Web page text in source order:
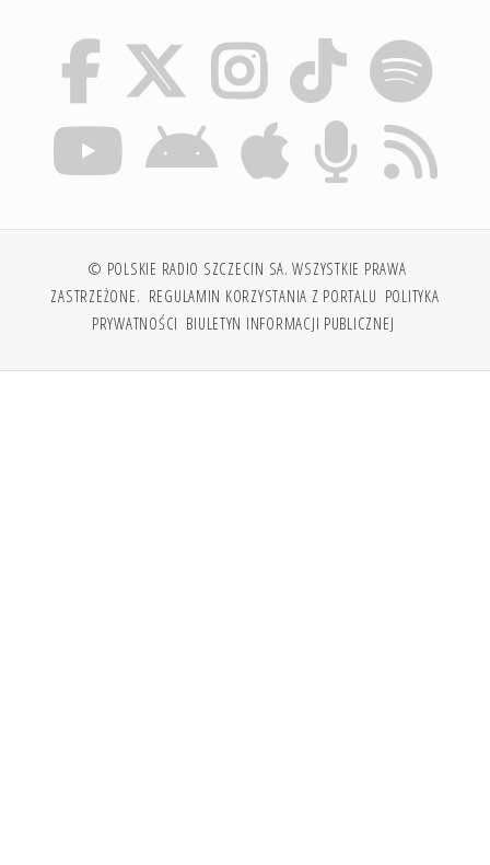
© POLSKIE RADIO SZCZECIN SA. WSZYSTKIE PRAWA
ZASTRZEŻONE. REGULAMIN KORZYSTANIA Z PORTALU POLITYKA
PRYWATNOŚCI BIULETYN INFORMACJI PUBLICZNEJ